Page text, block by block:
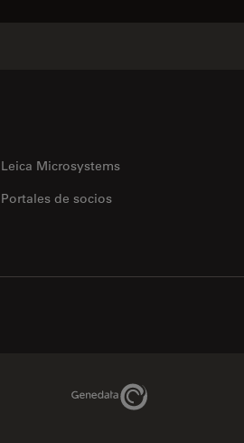
Leica Microsystems
Portales de socios
Genedata Link